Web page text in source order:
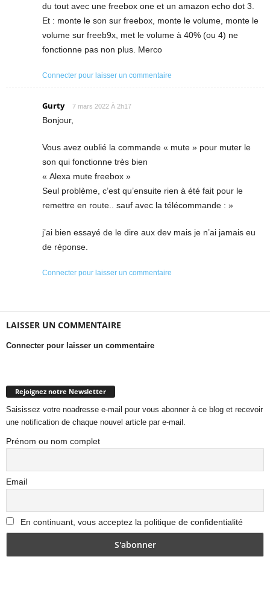
du tout avec une freebox one et un amazon echo dot 3.
Et : monte le son sur freebox, monte le volume, monte le
volume sur freeb9x, met le volume à 40% (ou 4) ne
fonctionne pas non plus. Merco
Connecter pour laisser un commentaire
Gurty 7 mars 2022 À 2h17
Bonjour,
Vous avez oublié la commande « mute » pour muter le
son qui fonctionne très bien
« Alexa mute freebox »
Seul problème, c’est qu’ensuite rien à été fait pour le
remettre en route.. sauf avec la télécommande : »
j’ai bien essayé de le dire aux dev mais je n’ai jamais eu
de réponse.
Connecter pour laisser un commentaire
LAISSER UN COMMENTAIRE
Connecter pour laisser un commentaire
Rejoignez notre Newsletter
Saisissez votre noadresse e-mail pour vous abonner à ce blog et recevoir
une notification de chaque nouvel article par e-mail.
Prénom ou nom complet
Email
En continuant, vous acceptez la politique de confidentialité